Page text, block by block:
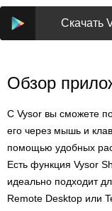
Скачать
Обзор
С Vysor вы сможете
его через мышь и
помощью удобных
Есть функция Vysor
идеально подходит
Remote Desktop или